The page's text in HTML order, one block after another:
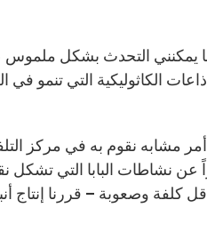
يمكنني التحدث بشكل ملموس
الكاثوليكية التي تنمو في
مشابه نقوم به في مركز
نشاطات البابا التي تشكل
أقل كلفة وصعوبة – قررنا إنتاج